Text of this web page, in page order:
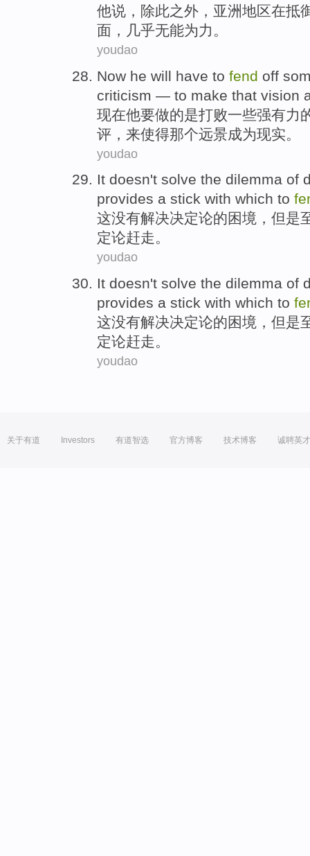
他说 ， 除此之外 ， 亚洲地区在抵
面， 几乎无能为力。
youdao
Now he will have to fend off
criticism — to make that vision
现在他要做的是打败一些强有力
评 ， 来使得那个远景成为现实。
youdao
It doesn't solve the dilemma of
provides a stick with which to
这没有解决决定论的困境 ， 但是
定论赶走。
youdao
It doesn't solve the dilemma of
provides a stick with which to
这没有解决决定论的困境 ， 但是
定论赶走。
youdao
关于有道 Investors 有道智选 官方博客 技术博客 诚聘英才